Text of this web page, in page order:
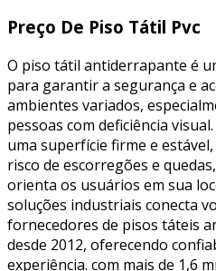
Preço De Piso Tátil Pvc
O piso tátil antiderrapante é
para garantir a segurança e
ambientes variados,
pessoas com deficiência
uma superfície firme e
risco de escorregões e
orienta os usuários em sua
soluções industriais conecta
fornecedores de pisos táteis
desde 2012, oferecendo
experiência. com mais de 1,6